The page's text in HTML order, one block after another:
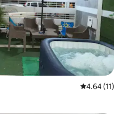
คะแนนเฉลี่ย
4.64 (11)